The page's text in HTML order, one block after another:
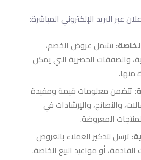
عبر البريد الإلكتروني المباشرة:
تشمل عروض الخصم،
والصفقات الحصرية التي يمكن
منها.
تتضمن معلومات قيمة ومفيدة
والنصائح، والإرشادات في
المعروضة.
ترسل لتذكير العملاء بالعروض
القادمة، أو مواعيد البيع الخاصة.